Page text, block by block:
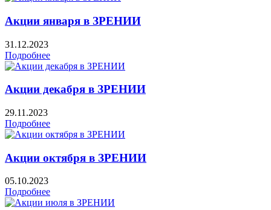
Акции января в ЗРЕНИИ
31.12.2023
Подробнее
Акции декабря в ЗРЕНИИ
29.11.2023
Подробнее
Акции октября в ЗРЕНИИ
05.10.2023
Подробнее